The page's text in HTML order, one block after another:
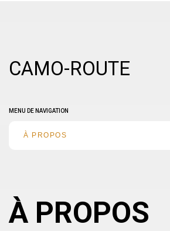
CAMO-ROUTE
MENU DE NAVIGATION
À PROPOS
À PROPOS